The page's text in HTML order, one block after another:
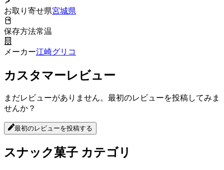
お取り寄せ県宮城県
保存方法常温
メーカー江崎グリコ
カスタマーレビュー
まだレビューがありません。最初のレビューを投稿してみま
せんか？
最初のレビューを投稿する
スナック菓子 カテゴリ